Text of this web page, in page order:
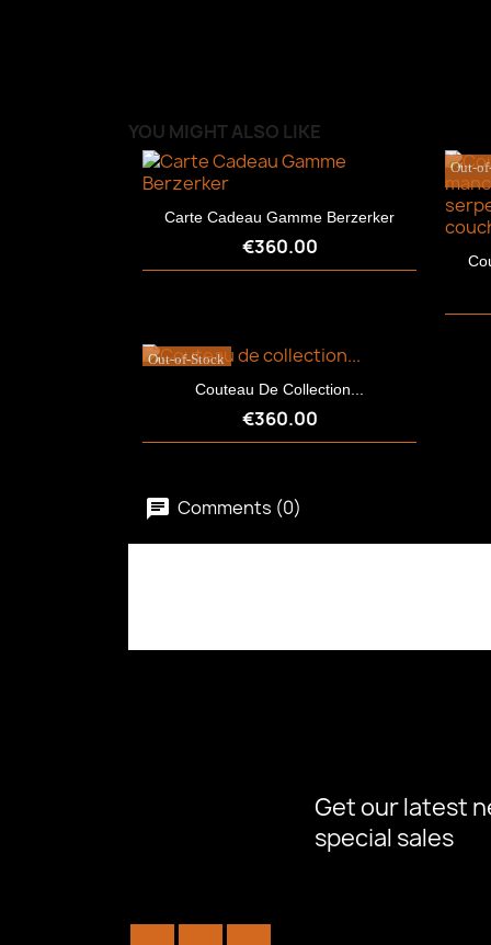
YOU MIGHT ALSO LIKE
Carte Cadeau Gamme Berzerker
€360.00
Quick view
Out-
Couteau De Collection...
€360.00
Out-of-Stock
Comments (0)
Get our latest
special sales